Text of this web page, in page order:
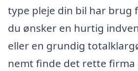
type pleje din bil har brug
du ønsker en hurtig
eller en grundig
nemt finde det rette firma